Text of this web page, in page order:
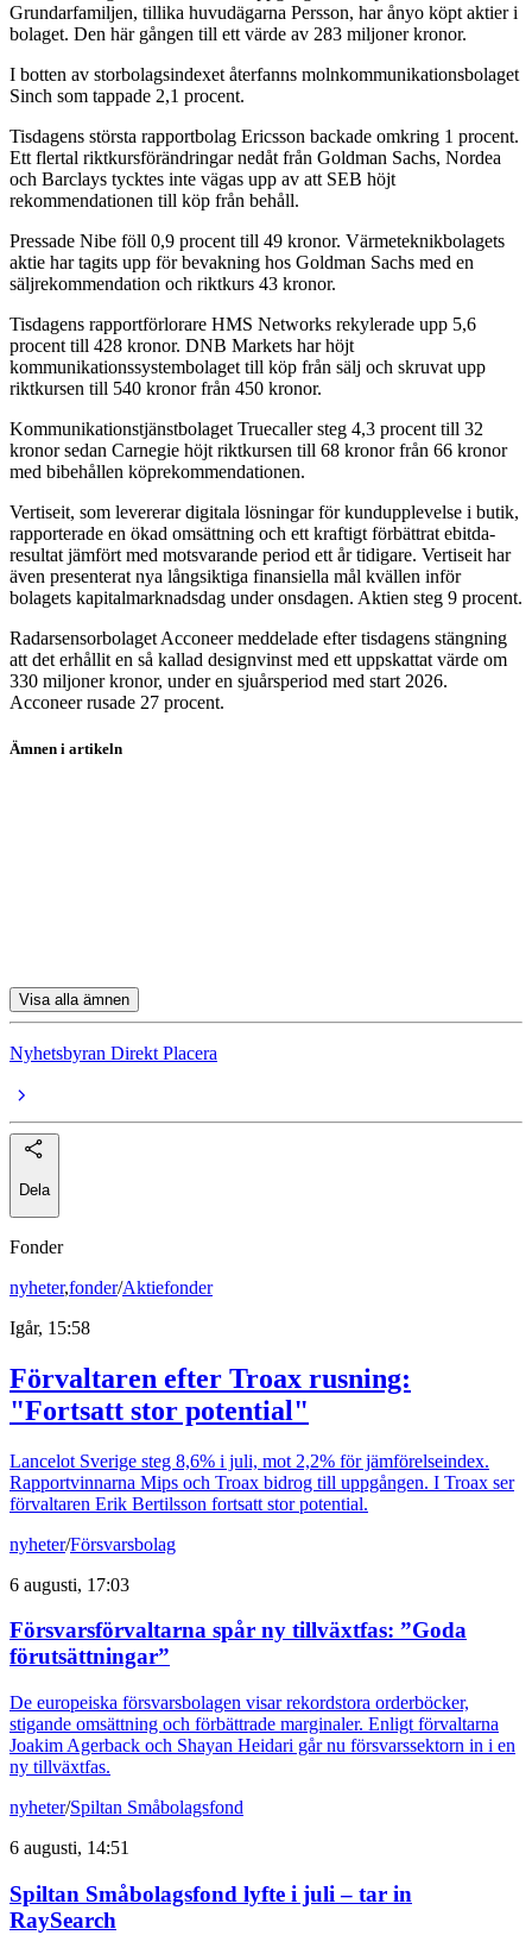
Grundarfamiljen, tillika huvudägarna Persson, har ånyo köpt aktier i
bolaget. Den här gången till ett värde av 283 miljoner kronor.
I botten av storbolagsindexet återfanns molnkommunikationsbolaget
Sinch som tappade 2,1 procent.
Tisdagens största rapportbolag Ericsson backade omkring 1 procent.
Ett flertal riktkursförändringar nedåt från Goldman Sachs, Nordea
och Barclays tycktes inte vägas upp av att SEB höjt
rekommendationen till köp från behåll.
Pressade Nibe föll 0,9 procent till 49 kronor. Värmeteknikbolagets
aktie har tagits upp för bevakning hos Goldman Sachs med en
säljrekommendation och riktkurs 43 kronor.
Tisdagens rapportförlorare HMS Networks rekylerade upp 5,6
procent till 428 kronor. DNB Markets har höjt
kommunikationssystembolaget till köp från sälj och skruvat upp
riktkursen till 540 kronor från 450 kronor.
Kommunikationstjänstbolaget Truecaller steg 4,3 procent till 32
kronor sedan Carnegie höjt riktkursen till 68 kronor från 66 kronor
med bibehållen köprekommendationen.
Vertiseit, som levererar digitala lösningar för kundupplevelse i butik,
rapporterade en ökad omsättning och ett kraftigt förbättrat ebitda-
resultat jämfört med motsvarande period ett år tidigare. Vertiseit har
även presenterat nya långsiktiga finansiella mål kvällen inför
bolagets kapitalmarknadsdag under onsdagen. Aktien steg 9 procent.
Radarsensorbolaget Acconeer meddelade efter tisdagens stängning
att det erhållit en så kallad designvinst med ett uppskattat värde om
330 miljoner kronor, under en sjuårsperiod med start 2026.
Acconeer rusade 27 procent.
Ämnen i artikeln
Visa alla ämnen
Nyhetsbyran Direkt Placera
Dela
Fonder
nyheter,fonder/Aktiefonder
Igår, 15:58
Förvaltaren efter Troax rusning:
"Fortsatt stor potential"
Lancelot Sverige steg 8,6% i juli, mot 2,2% för jämförelseindex.
Rapportvinnarna Mips och Troax bidrog till uppgången. I Troax ser
förvaltaren Erik Bertilsson fortsatt stor potential.
nyheter/Försvarsbolag
6 augusti, 17:03
Försvarsförvaltarna spår ny tillväxtfas: ”Goda
förutsättningar”
De europeiska försvarsbolagen visar rekordstora orderböcker,
stigande omsättning och förbättrade marginaler. Enligt förvaltarna
Joakim Agerback och Shayan Heidari går nu försvarssektorn in i en
ny tillväxtfas.
nyheter/Spiltan Småbolagsfond
6 augusti, 14:51
Spiltan Småbolagsfond lyfte i juli – tar in
RaySearch